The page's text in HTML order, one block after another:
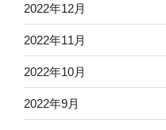
2022年12月
2022年11月
2022年10月
2022年9月